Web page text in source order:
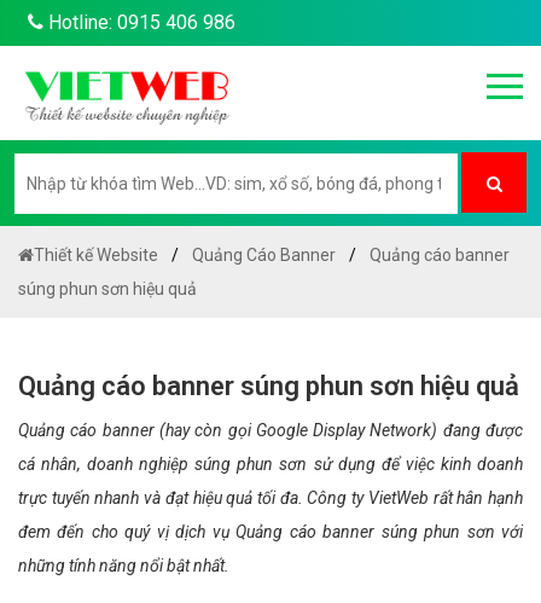
Hotline: 0915 406 986
Thiết kế Website Quảng Cáo Banner
Quảng cáo banner
súng phun sơn hiệu quả
Quảng cáo banner súng phun sơn hiệu quả
Quảng cáo banner (hay còn gọi Google Display Network) đang được
cá nhân, doanh nghiệp súng phun sơn sử dụng để việc kinh doanh
trực tuyến nhanh và đạt hiệu quả tối đa. Công ty VietWeb rất hân hạnh
đem đến cho quý vị dịch vụ Quảng cáo banner súng phun sơn với
những tính năng nổi bật nhất.